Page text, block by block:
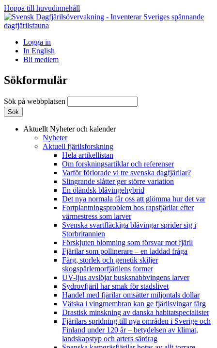
Hoppa till huvudinnehåll
Logga in
In English
Bli medlem
Sökformulär
Sök på webbplatsen
Aktuellt Nyheter och kalender
Nyheter
Aktuell fjärilsforskning
Hela artikellistan
Om forskningsartiklar och referenser
Varför förlorade vi tre svenska dagfjärilar?
Slingrande slåtter ger större variation
En öländsk blåvingehybrid
Det nya normala får oss att glömma hur det var
Fortplantningsproblem hos rapsfjärilar efter
värmestress som larver
Svenska svartfläckiga blåvingar sprider sig i
Storbritannien
Förskjuten blomning som försvar mot fjäril
Fjärilar som pollinerare – en laddad fråga
Färg, storlek och genetik skiljer
skogspärlemorfjärilens former
UV-ljus avslöjar busksnabbvingens larver
Sydrovfjäril har smak för stadslivet
Handel med fjärilar omsätter miljontals dollar
Vätska i vingmembran kan ge fjärilsvingar färg
Drastisk minskning av danska habitatspecialister
Fjärilars spridning till nya områden i Sverige och
Finland under 120 år– betydelsen av klimat,
landskapstyp och arters särdrag